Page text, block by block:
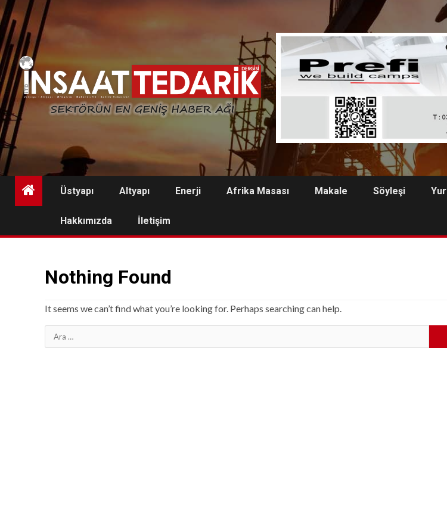
Skip
to
content
Üstyapı Altyapı Enerji Afrika Masası Makale Söyleşi
Hakkımızda İletişim
Nothing Found
It seems we can’t find what you’re looking for. Perhaps searching can help.
Arama: